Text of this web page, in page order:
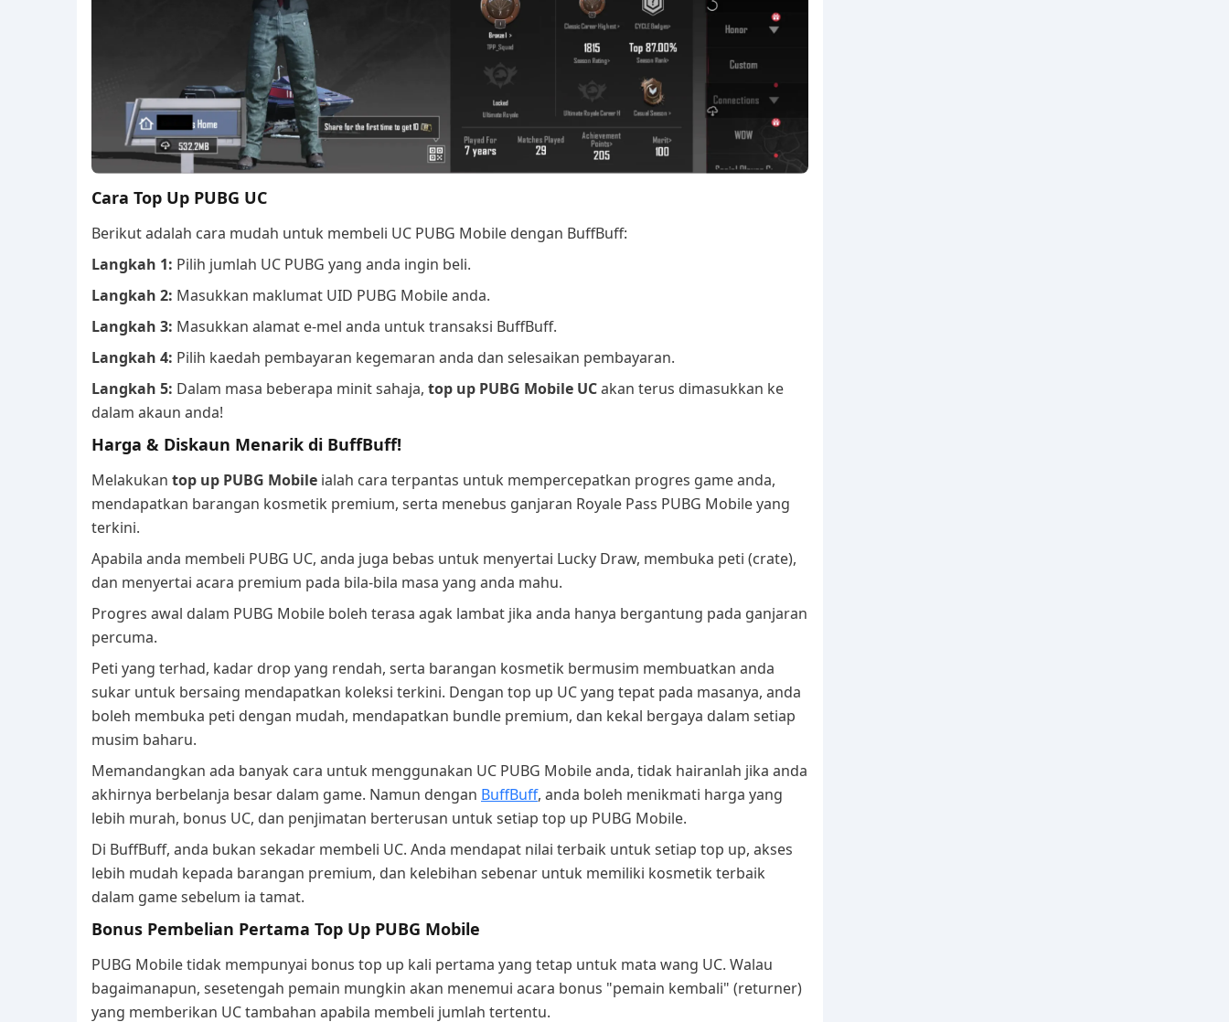
Cara Top Up PUBG UC
Berikut adalah cara mudah untuk membeli UC PUBG Mobile dengan BuffBuff:
Langkah 1: Pilih jumlah UC PUBG yang anda ingin beli.
Langkah 2: Masukkan maklumat UID PUBG Mobile anda.
Langkah 3: Masukkan alamat e-mel anda untuk transaksi BuffBuff.
Langkah 4: Pilih kaedah pembayaran kegemaran anda dan selesaikan pembayaran.
Langkah 5: Dalam masa beberapa minit sahaja, top up PUBG Mobile UCakan terus dimasukkan ke
dalam akaun anda!
Harga & Diskaun Menarik di BuffBuff!
Melakukan top up PUBG Mobile ialah cara terpantas untuk mempercepatkan progres game anda,
mendapatkan barangan kosmetik premium, serta menebus ganjaran Royale Pass PUBG Mobile yang
terkini.
Apabila anda membeli PUBG UC, anda juga bebas untuk menyertai Lucky Draw, membuka peti (crate),
dan menyertai acara premium pada bila-bila masa yang anda mahu.
Progres awal dalam PUBG Mobile boleh terasa agak lambat jika anda hanya bergantung pada ganjaran
percuma.
Peti yang terhad, kadar drop yang rendah, serta barangan kosmetik bermusim membuatkan anda
sukar untuk bersaing mendapatkan koleksi terkini. Dengan top up UC yang tepat pada masanya, anda
boleh membuka peti dengan mudah, mendapatkan bundle premium, dan kekal bergaya dalam setiap
musim baharu.
Memandangkan ada banyak cara untuk menggunakan UC PUBG Mobile anda, tidak hairanlah jika anda
akhirnya berbelanja besar dalam game. Namun dengan BuffBuff, anda boleh menikmati harga yang
lebih murah, bonus UC, dan penjimatan berterusan untuk setiap top up PUBG Mobile.
Di BuffBuff, anda bukan sekadar membeli UC. Anda mendapat nilai terbaik untuk setiap top up, akses
lebih mudah kepada barangan premium, dan kelebihan sebenar untuk memiliki kosmetik terbaik
dalam game sebelum ia tamat.
Bonus Pembelian Pertama Top Up PUBG Mobile
PUBG Mobile tidak mempunyai bonus top up kali pertama yang tetap untuk mata wang UC. Walau
bagaimanapun, sesetengah pemain mungkin akan menemui acara bonus "pemain kembali" (returner)
yang memberikan UC tambahan apabila membeli jumlah tertentu.